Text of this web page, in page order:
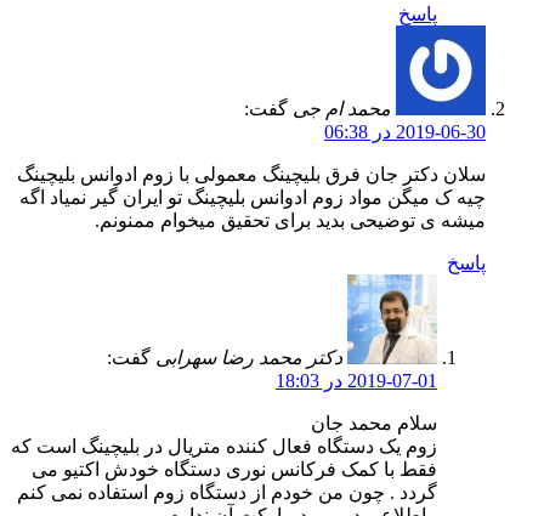
پاسخ
محمد ام جی گفت:
2019-06-30 در 06:38
سلان دکتر جان فرق بلیچینگ معمولی با زوم ادوانس بلیچینگ
چیه ک میگن مواد زوم ادوانس بلیچینگ تو ایران گیر نمیاد اگه
میشه ی توضیحی بدید برای تحقیق میخوام ممنونم.
پاسخ
دکتر محمد رضا سهرابی گفت:
2019-07-01 در 18:03
سلام محمد جان
زوم یک دستگاه فعال کننده متریال در بلیچینگ است که
فقط با کمک فرکانس نوری دستگاه خودش اکتیو می
گردد . چون من خودم از دستگاه زوم استفاده نمی کنم